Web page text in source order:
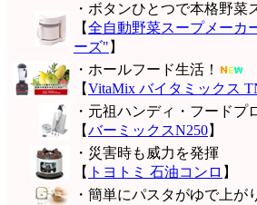
・ボタンひとつで本格野菜
【全自動野菜スープメーカ
ーズ" 】
・ホールフード生活！
【VitaMix バイタミックス
・元祖ハンディ・フードプ
【バーミックスN250】
・災害時も威力を発揮
【 トヨトミ 石油コンロ 】
・簡単にパスタがゆで上が